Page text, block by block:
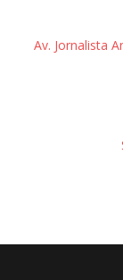
Av. Jornalista